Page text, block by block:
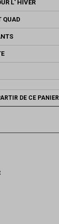
L' HIVER
QUAD
DE CE PANIER